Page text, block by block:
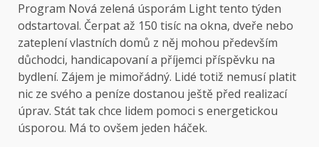
Program Nová zelená úsporám Light tento týden
odstartoval. Čerpat až 150 tisíc na okna, dveře nebo
zateplení vlastních domů z něj mohou především
důchodci, handicapovaní a příjemci příspěvku na
bydlení. Zájem je mimořádný. Lidé totiž nemusí platit
nic ze svého a peníze dostanou ještě před realizací
úprav. Stát tak chce lidem pomoci s energetickou
úsporou. Má to ovšem jeden háček.